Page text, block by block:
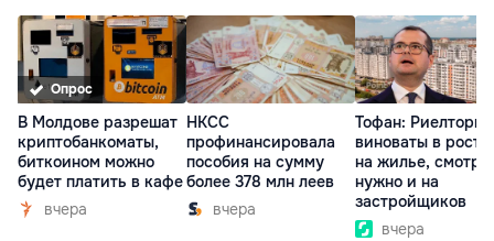
Опрос
В Молдове разрешат
криптобанкоматы,
биткоином можно
будет платить в кафе
вчера
НКСС
профинансировала
пособия на сумму
более 378 млн леев
вчера
Тофан: Риелторы
виноваты в росте
на жилье,
нужно и на
застройщиков
вчера